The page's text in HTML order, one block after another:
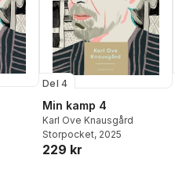
Del 4
Min kamp 4
Karl Ove Knausgård
Storpocket, 2025
229 kr